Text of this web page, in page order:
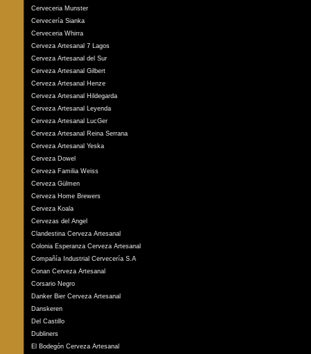
Cerveceria Munster
Cervecería Sianka
Cerveceria Whirra
Cerveza Artesanal 7 Lagos
Cerveza Artesanal del Sur
Cerveza Artesanal Gilbert
Cerveza Artesanal Henze
Cerveza Artesanal Hildegarda
Cerveza Artesanal Leyenda
Cerveza Artesanal LucGer
Cerveza Artesanal Reina Serrana
Cerveza Artesanal Yeska
Cerveza Dowel
Cerveza Familia Weiss
Cerveza Gülmen
Cerveza Home Brewers
Cerveza Koala
Cervezas del Angel
Clandestina Cerveza Artesanal
Colonia Esperanza Cerveza Artesanal
Compañía Industrial Cervecería S.A
Conan Cerveza Artesanal
Corsario Negro
Danker Bier Cerveza Artesanal
Danskeren
Del Castillo
Dubliners
El Bodegón Cerveza Artesanal